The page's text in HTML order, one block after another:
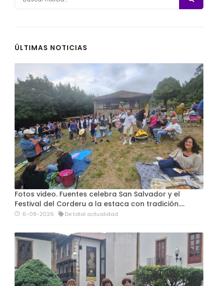
ÚLTIMAS NOTICIAS
Fotos video. Fuentes celebra San Salvador y el
Festival del Corderu a la estaca con tradición....
6-08-2026 De total actualidad